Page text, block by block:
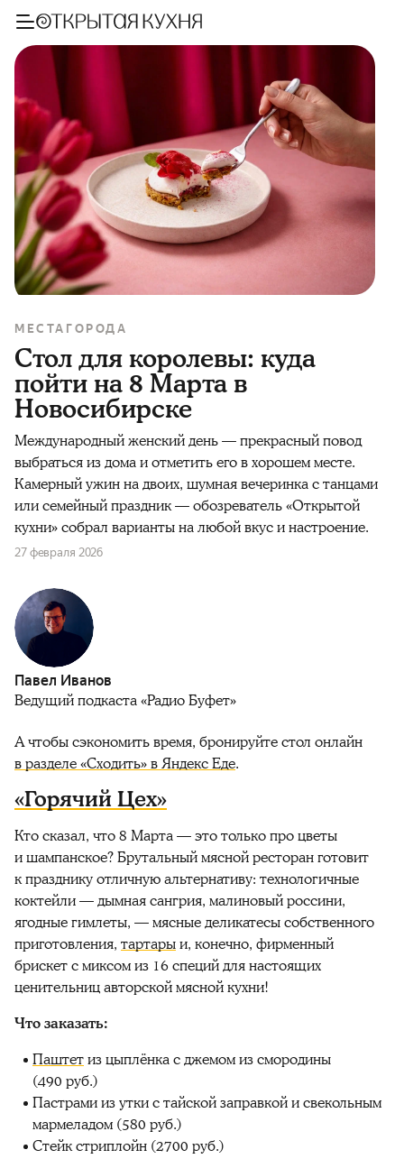
МЕСТА ГОРОДА
Стол для королевы: куда
пойти на 8 Марта в
Новосибирске
Международный женский день — прекрасный повод
выбраться из дома и отметить его в хорошем месте.
Камерный ужин на двоих, шумная вечеринка с танцами
или семейный праздник — обозреватель «Открытой
кухни» собрал варианты на любой вкус и настроение.
27 февраля 2026
Павел Иванов
Ведущий подкаста «Радио Буфет»
А чтобы сэкономить время, бронируйте стол онлайн
в разделе «Сходить» в Яндекс Еде.
«Горячий Цех»
Кто сказал, что 8 Марта — это только про цветы
и шампанское? Брутальный мясной ресторан готовит
к празднику отличную альтернативу: технологичные
коктейли — дымная сангрия, малиновый россини,
ягодные гимлеты, — мясные деликатесы собственного
приготовления, тартарыи, конечно, фирменный
брискет с миксом из 16 специй для настоящих
ценительниц авторской мясной кухни!
Что заказать:
Паштетиз цыплёнка с джемом из смородины
(490 руб.)
Пастрами из утки с тайской заправкой и свекольным
мармеладом (580 руб.)
Стейк стриплойн (2700 руб.)